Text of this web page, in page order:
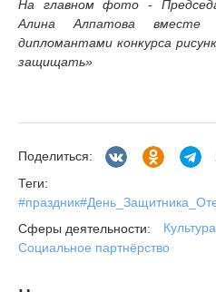
На главном фото -
Алина Алпатова вместе
дипломантами конкурса
защищать»
Поделиться:
Теги:
Сферы деятельности:
Социальное партнёрство